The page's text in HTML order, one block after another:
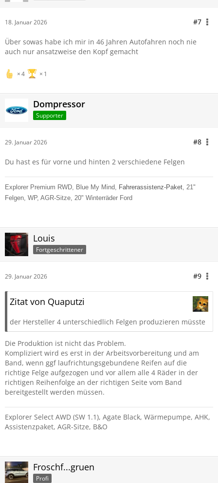
18. Januar 2026 #7
Über sowas habe ich mir in 46 Jahren Autofahren noch nie
auch nur ansatzweise den Kopf gemacht
4 1
Dompressor
Supporter
29. Januar 2026 #8
Du hast es für vorne und hinten 2 verschiedene Felgen
Explorer Premium RWD, Blue My Mind, Fahrerassistenz-Paket, 21"
Felgen, WP, AGR-Sitze, 20" Winterräder Ford
Louis
Fortgeschrittener
29. Januar 2026 #9
Zitat von Quaputzi
der Hersteller 4 unterschiedlich Felgen produzieren müsste
Die Produktion ist nicht das Problem.
Kompliziert wird es erst in der Arbeitsvorbereitung und am
Band, wenn ggf laufrichtungsgebundene Reifen auf die
richtige Felge aufgezogen und vor allem alle 4 Räder in der
richtigen Reihenfolge an der richtigen Seite vom Band
bereitgestellt werden müssen.
Explorer Select AWD (SW 1.1), Agate Black, Wärmepumpe, AHK,
Assistenzpaket, AGR-Sitze, B&O
Froschf...gruen
Profi